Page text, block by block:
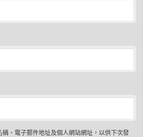
稱、電子郵件地址及個人網站網址，以供下次發